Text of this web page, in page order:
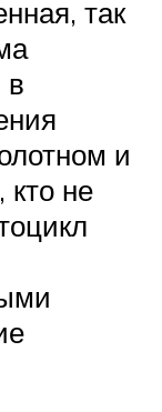
так
в
и
не